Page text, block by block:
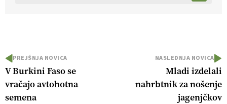
PREJŠNJA NOVICA
V Burkini Faso se
vračajo avtohotna
semena
NASLEDNJA NOVICA
Mladi izdelali
nahrbtnik za nošenje
jagenjčkov